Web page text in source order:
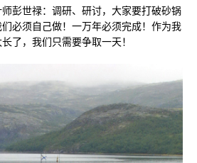
彭世禄：调研、研讨，大家要打破砂锅
必须自己做！一万年必须完成！作为我
了，我们只需要争取一天！